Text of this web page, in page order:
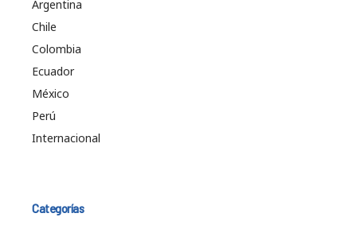
Argentina
Chile
Colombia
Ecuador
México
Perú
Internacional
Categorías